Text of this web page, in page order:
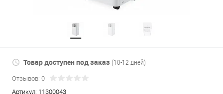
Товар доступен под заказ (10-12 дней)
Отзывов: 0
Артикул: 11300043